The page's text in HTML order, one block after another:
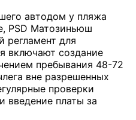
автодом у пляжа
PSD Матозиньюш
регламент для
включают создание
пребывания 48-72
вне разрешенных
проверки
введение платы за